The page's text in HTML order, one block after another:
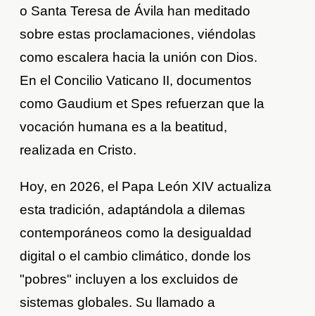
o Santa Teresa de Ávila han meditado
sobre estas proclamaciones, viéndolas
como escalera hacia la unión con Dios.
En el Concilio Vaticano II, documentos
como Gaudium et Spes refuerzan que la
vocación humana es a la beatitud,
realizada en Cristo.
Hoy, en 2026, el Papa León XIV actualiza
esta tradición, adaptándola a dilemas
contemporáneos como la desigualdad
digital o el cambio climático, donde los
"pobres" incluyen a los excluidos de
sistemas globales. Su llamado a